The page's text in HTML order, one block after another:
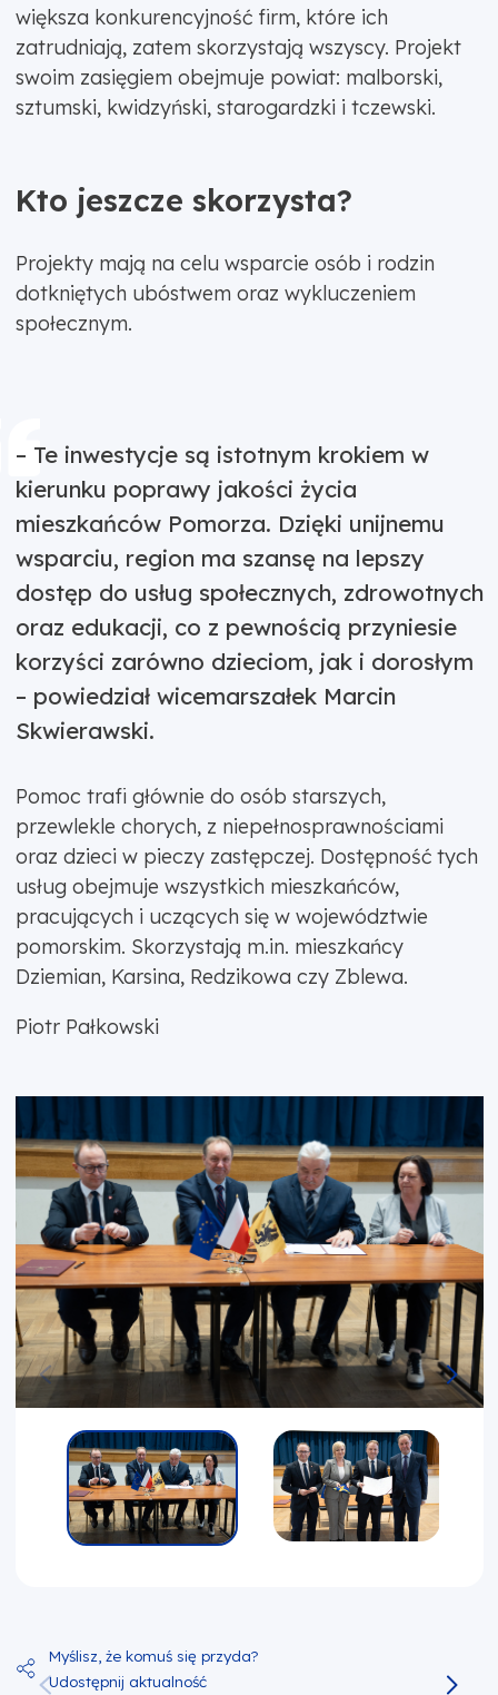
większa konkurencyjność firm, które ich
zatrudniają, zatem skorzystają wszyscy. Projekt
swoim zasięgiem obejmuje powiat: malborski,
sztumski, kwidzyński, starogardzki i tczewski.
Kto jeszcze skorzysta?
Projekty mają na celu wsparcie osób i rodzin
dotkniętych ubóstwem oraz wykluczeniem
społecznym.
– Te inwestycje są istotnym krokiem w
kierunku poprawy jakości życia
mieszkańców Pomorza. Dzięki unijnemu
wsparciu, region ma szansę na lepszy
dostęp do usług społecznych, zdrowotnych
oraz edukacji, co z pewnością przyniesie
korzyści zarówno dzieciom, jak i dorosłym
– powiedział wicemarszałek Marcin
Skwierawski.
Pomoc trafi głównie do osób starszych,
przewlekle chorych, z niepełnosprawnościami
oraz dzieci w pieczy zastępczej. Dostępność tych
usług obejmuje wszystkich mieszkańców,
pracujących i uczących się w województwie
pomorskim. Skorzystają m.in. mieszkańcy
Dziemian, Karsina, Redzikowa czy Zblewa.
Piotr Pałkowski